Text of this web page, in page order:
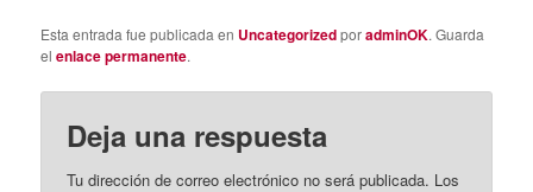
Esta entrada fue publicada en UncategorizedporadminOK. Guarda
elenlace permanente.
Deja una respuesta
Tu dirección de correo electrónico no será publicada. Los